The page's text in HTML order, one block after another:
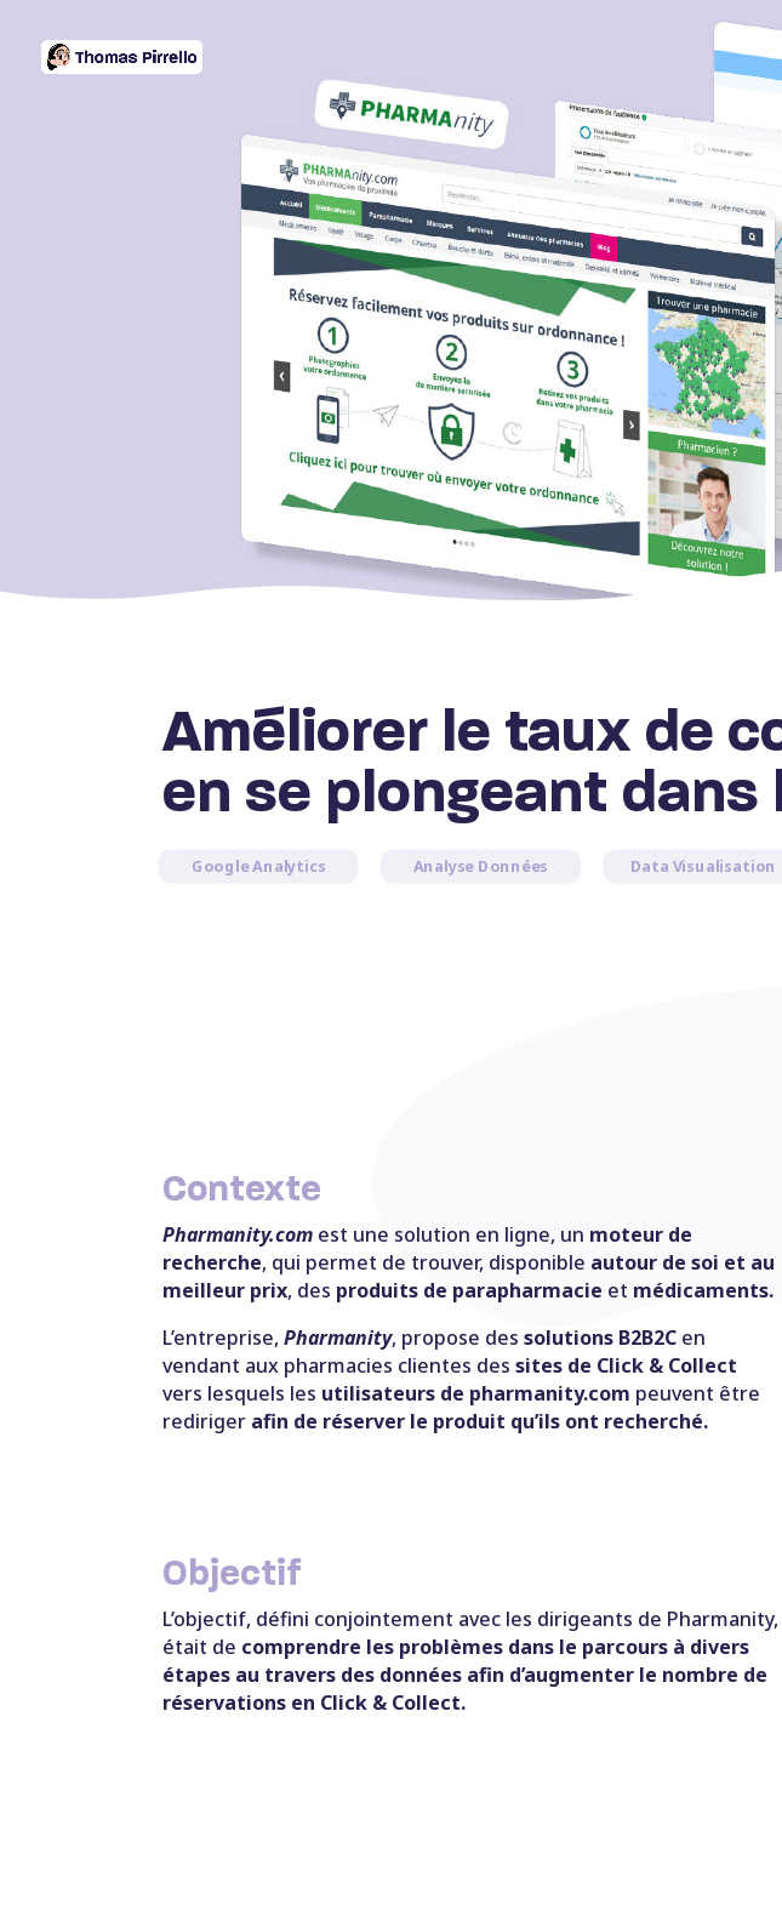
Améliorer le taux de
en se plongeant dans
Google Analytics Analyse Données Data Visualisation
Contexte
Pharmanity.com est une solution en ligne, un moteur de
recherche, qui permet de trouver, disponible autour de soi et au
meilleur prix, des produits de parapharmacie et médicaments.
L’entreprise,Pharmanity, propose dessolutions B2B2C en
vendant aux pharmacies clientes des sites de Click & Collect
vers lesquels les utilisateurs de pharmanity.com peuvent être
rediriger afin de réserver le produit qu’ils ont recherché.
Objectif
L’objectif, défini conjointement avec les dirigeants de Pharmanity,
était de comprendre les problèmes dans le parcours à divers
étapes au travers des données afin d’augmenter le nombre de
réservations en Click & Collect.